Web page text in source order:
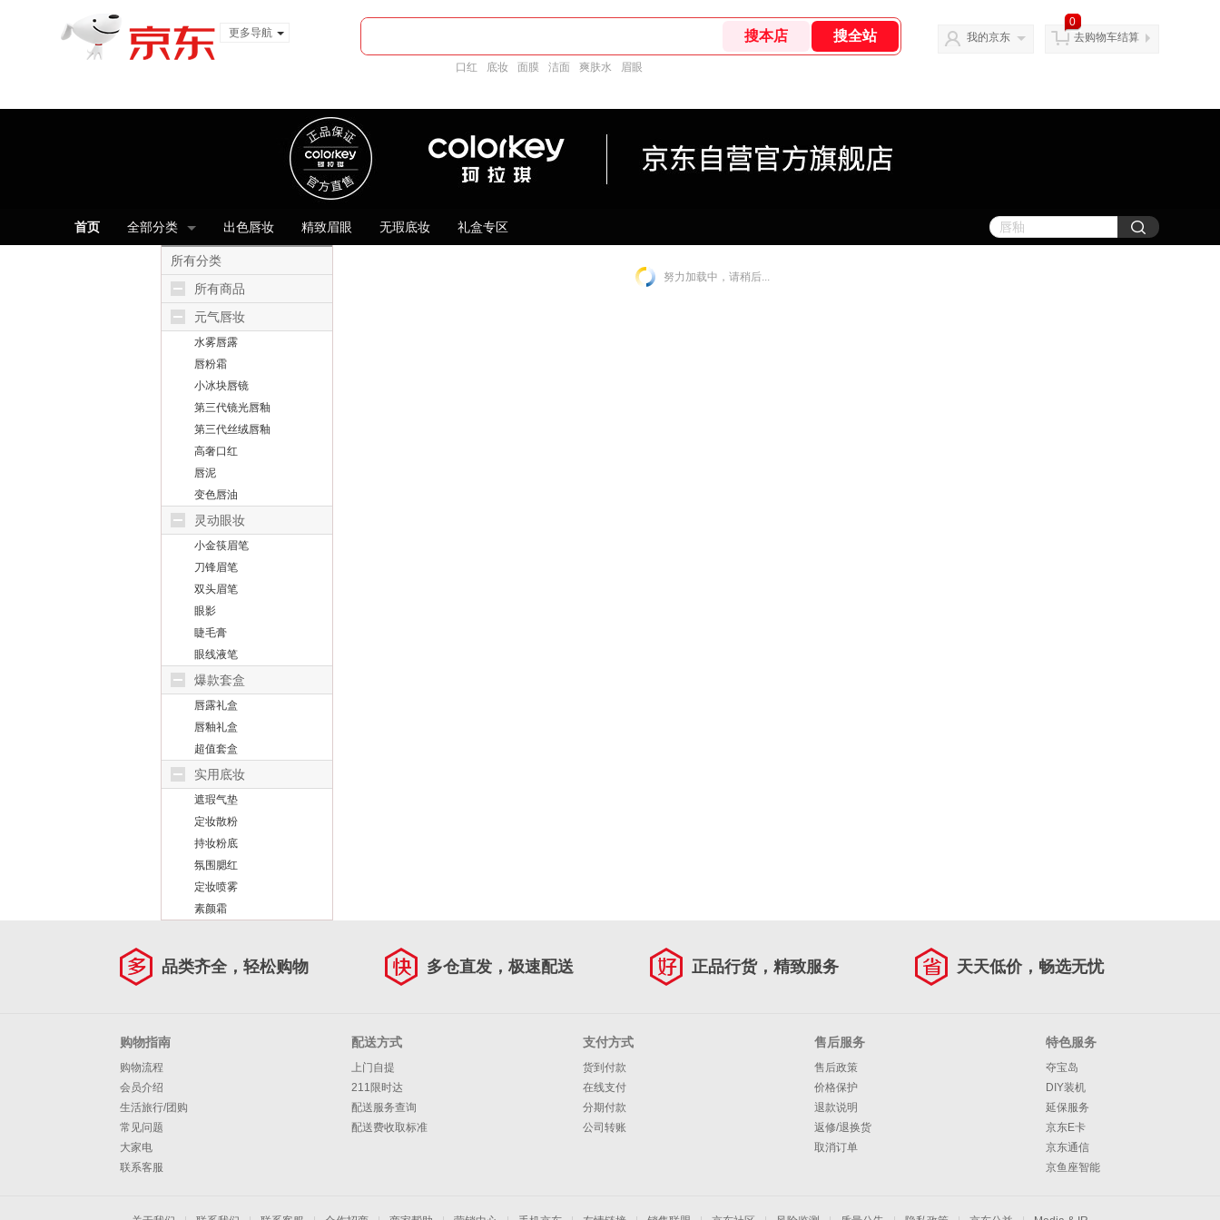
更多导航
口红 底妆 面膜 洁面 爽肤水 眉眼
我的京东
0
去购物车结算
首页 全部分类 出色唇妆 精致眉眼 无瑕底妆 礼盒专区
所有分类
所有商品
元气唇妆
水雾唇露
唇粉霜
小冰块唇镜
第三代镜光唇釉
第三代丝绒唇釉
高奢口红
唇泥
变色唇油
灵动眼妆
小金筷眉笔
刀锋眉笔
双头眉笔
眼影
睫毛膏
眼线液笔
爆款套盒
唇露礼盒
唇釉礼盒
超值套盒
实用底妆
遮瑕气垫
定妆散粉
持妆粉底
氛围腮红
定妆喷雾
素颜霜
努力加载中，请稍后...
品类齐全，轻松购物 多仓直发，极速配送 正品行货，精致服务 天天低价，畅选无忧
购物指南
购物流程
会员介绍
生活旅行/团购
常见问题
大家电
联系客服
配送方式
上门自提
211限时达
配送服务查询
配送费收取标准
支付方式
货到付款
在线支付
分期付款
公司转账
售后服务
售后政策
价格保护
退款说明
返修/退换货
取消订单
特色服务
夺宝岛
DIY装机
延保服务
京东E卡
京东通信
京鱼座智能